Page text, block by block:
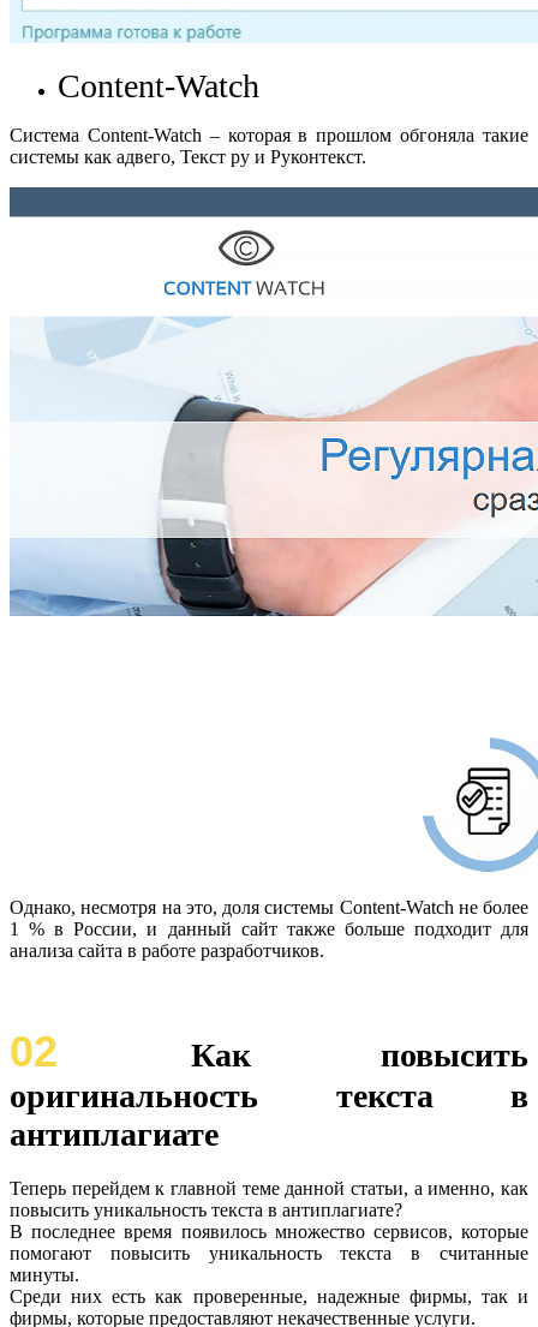
Content-Watch
Система Content-Watch – которая в прошлом обгоняла такие
системы как адвего, Текст ру и Руконтекст.
Однако, несмотря на это, доля системы Content-Watch не более
1 % в России, и данный сайт также больше подходит для
анализа сайта в работе разработчиков.
02
Как повысить
оригинальность текста в
антиплагиате
Теперь перейдем к главной теме данной статьи, а именно, как
повысить уникальность текста в антиплагиате?
В последнее время появилось множество сервисов, которые
помогают повысить уникальность текста в считанные
минуты.
Среди них есть как проверенные, надежные фирмы, так и
фирмы, которые предоставляют некачественные услуги.